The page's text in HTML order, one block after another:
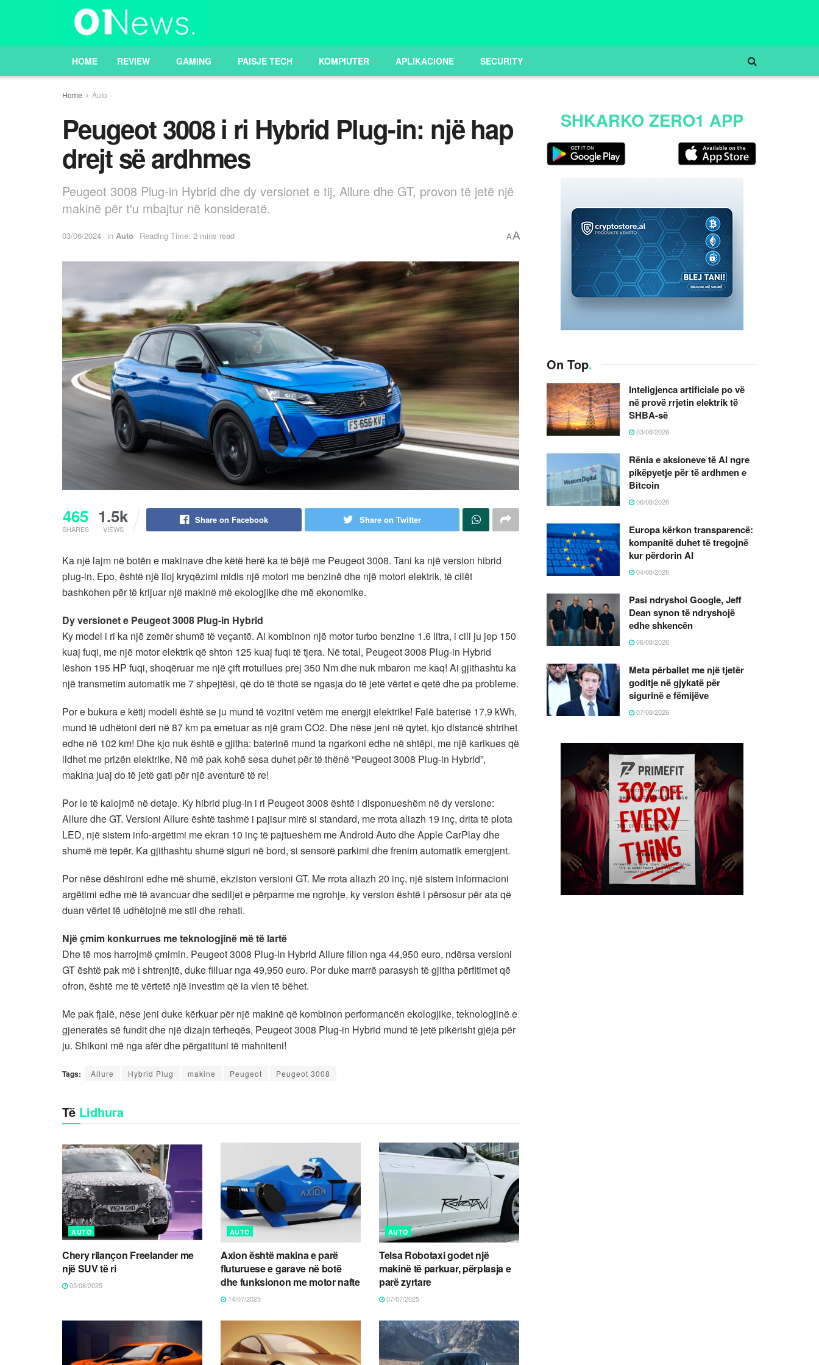
HOME REVIEW GAMING PAISJE TECH KOMPIUTER APLIKACIONE SECURITY
Home Auto
Peugeot 3008 i ri Hybrid Plug-in: një hap
drejt së ardhmes
Peugeot 3008 Plug-in Hybrid dhe dy versionet e tij, Allure dhe GT, provon të jetë një
makinë për t'u mbajtur në konsideratë.
03/06/2024 in Auto Reading Time: 2 mins read AA
465
SHARES
1.5k
VIEWS
Share on Facebook Share on Twitter
Ka një lajm në botën e makinave dhe këtë herë ka të bëjë me Peugeot 3008. Tani ka një version hibrid
plug-in. Epo, është një lloj kryqëzimi midis një motori me benzinë ​​dhe një motori elektrik, të cilët
bashkohen për të krijuar një makinë më ekologjike dhe më ekonomike.
Dy versionet e Peugeot 3008 Plug-in Hybrid
Ky model i ri ka një zemër shumë të veçantë. Ai kombinon një motor turbo benzine 1.6 litra, i cili ju jep 150
kuaj fuqi, me një motor elektrik që shton 125 kuaj fuqi të tjera. Në total, Peugeot 3008 Plug-in Hybrid
lëshon 195 HP fuqi, shoqëruar me një çift rrotullues prej 350 Nm dhe nuk mbaron me kaq! Ai gjithashtu ka
një transmetim automatik me 7 shpejtësi, që do të thotë se ngasja do të jetë vërtet e qetë dhe pa probleme.
Por e bukura e këtij modeli është se ju mund të vozitni vetëm me energji elektrike! Falë baterisë 17,9 kWh,
mund të udhëtoni deri në 87 km pa emetuar as një gram CO2. Dhe nëse jeni në qytet, kjo distancë shtrihet
edhe në 102 km! Dhe kjo nuk është e gjitha: baterinë mund ta ngarkoni edhe në shtëpi, me një karikues që
lidhet me prizën elektrike. Në më pak kohë sesa duhet për të thënë “Peugeot 3008 Plug-in Hybrid”,
makina juaj do të jetë gati për një aventurë të re!
Por le të kalojmë në detaje. Ky hibrid plug-in i ri Peugeot 3008 është i disponueshëm në dy versione:
Allure dhe GT. Versioni Allure është tashmë i pajisur mirë si standard, me rrota aliazh 19 inç, drita të plota
LED, një sistem info-argëtimi me ekran 10 inç të pajtueshëm me Android Auto dhe Apple CarPlay dhe
shumë më tepër. Ka gjithashtu shumë siguri në bord, si sensorë parkimi dhe frenim automatik emergjent.
Por nëse dëshironi edhe më shumë, ekziston versioni GT. Me rrota aliazh 20 inç, një sistem informacioni
argëtimi edhe më të avancuar dhe sediljet e përparme me ngrohje, ky version është i përsosur për ata që
duan vërtet të udhëtojnë me stil dhe rehati.
Një çmim konkurrues me teknologjinë më të lartë
Dhe të mos harrojmë çmimin. Peugeot 3008 Plug-in Hybrid Allure fillon nga 44,950 euro, ndërsa versioni
GT është pak më i shtrenjtë, duke filluar nga 49,950 euro. Por duke marrë parasysh të gjitha përfitimet që
ofron, është me të vërtetë një investim që ia vlen të bëhet.
Me pak fjalë, nëse jeni duke kërkuar për një makinë që kombinon performancën ekologjike, teknologjinë e
gjeneratës së fundit dhe një dizajn tërheqës, Peugeot 3008 Plug-in Hybrid mund të jetë pikërisht gjëja për
ju. Shikoni më nga afër dhe përgatituni të mahniteni!
Tags: Allure Hybrid Plug makine Peugeot Peugeot 3008
Të Lidhura
AUTO
Chery rilançon Freelander me
një SUV të ri
05/08/2025
AUTO
Axion është makina e parë
fluturuese e garave në botë
dhe funksionon me motor nafte
14/07/2025
AUTO
Telsa Robotaxi godet një
makinë të parkuar, përplasja e
parë zyrtare
07/07/2025
SHKARKO ZERO1 APP
On Top.
Inteligjenca artificiale po vë
në provë rrjetin elektrik të
SHBA-së
03/08/2026
Rënia e aksioneve të AI ngre
pikëpyetje për të ardhmen e
Bitcoin
06/08/2026
Europa kërkon transparencë:
kompanitë duhet të tregojnë
kur përdorin AI
04/08/2026
Pasi ndryshoi Google, Jeff
Dean synon të ndryshojë
edhe shkencën
06/08/2026
Meta përballet me një tjetër
goditje në gjykatë për
sigurinë e fëmijëve
07/08/2026